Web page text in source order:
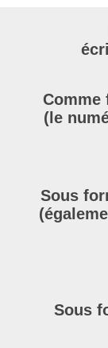
Comme
(le
Sous
Sous